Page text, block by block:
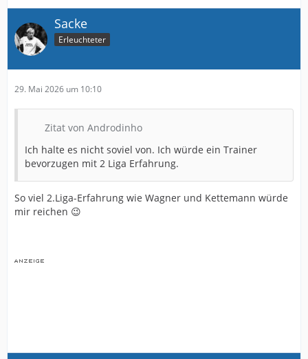
Sacke
Erleuchteter
29. Mai 2026 um 10:10
Zitat von Androdinho
Ich halte es nicht soviel von. Ich würde ein Trainer
bevorzugen mit 2 Liga Erfahrung.
So viel 2.Liga-Erfahrung wie Wagner und Kettemann würde
mir reichen 😉